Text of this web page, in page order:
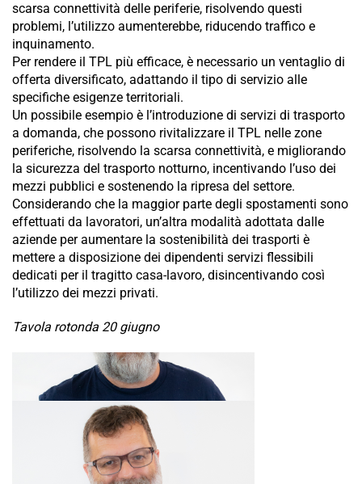
scarsa connettività delle periferie, risolvendo questi
problemi, l’utilizzo aumenterebbe, riducendo traffico e
inquinamento.
Per rendere il TPL più efficace, è necessario un ventaglio di
offerta diversificato, adattando il tipo di servizio alle
specifiche esigenze territoriali.
Un possibile esempio è l’introduzione di servizi di trasporto
a domanda, che possono rivitalizzare il TPL nelle zone
periferiche, risolvendo la scarsa connettività, e migliorando
la sicurezza del trasporto notturno, incentivando l’uso dei
mezzi pubblici e sostenendo la ripresa del settore.
Considerando che la maggior parte degli spostamenti sono
effettuati da lavoratori, un’altra modalità adottata dalle
aziende per aumentare la sostenibilità dei trasporti è
mettere a disposizione dei dipendenti servizi flessibili
dedicati per il tragitto casa-lavoro, disincentivando così
l’utilizzo dei mezzi privati.
Tavola rotonda 20 giugno